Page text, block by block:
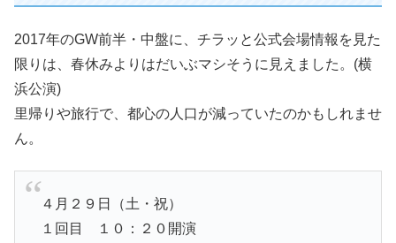
2017年のGW前半・中盤に、チラッと公式会場情報を見た
限りは、春休みよりはだいぶマシそうに見えました。(横
浜公演)
里帰りや旅行で、都心の人口が減っていたのかもしれませ
ん。
４月２９日（土・祝）
１回目 １０：２０開演